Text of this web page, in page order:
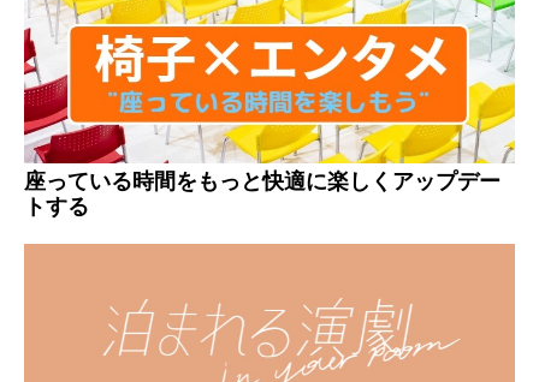
座っている時間をもっと快適に楽しくアップデー
トする